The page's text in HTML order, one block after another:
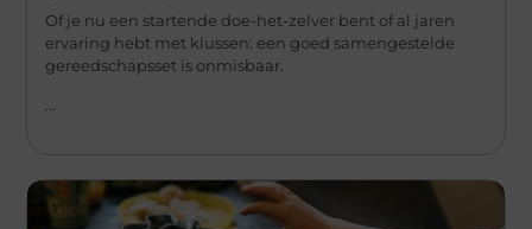
Of je nu een startende doe-het-zelver bent of al jaren
ervaring hebt met klussen: een goed samengestelde
gereedschapsset is onmisbaar.
...